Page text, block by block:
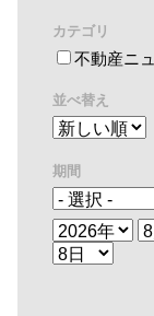
カテゴリ
不動産ニ
並べ替え
期間